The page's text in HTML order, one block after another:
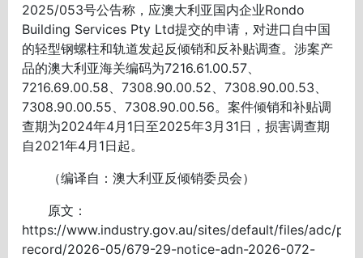
2025/053号公告称，应澳大利亚国内企业Rondo
Building Services Pty Ltd提交的申请，对进口自中国
的轻型钢螺柱和轨道发起反倾销和反补贴调查。涉案产
品的澳大利亚海关编码为7216.61.00.57、
7216.69.00.58、7308.90.00.52、7308.90.00.53、
7308.90.00.55、7308.90.00.56。案件倾销和补贴调
查期为2024年4月1日至2025年3月31日，损害调查期
自2021年4月1日起。
（编译自：澳大利亚反倾销委员会）
原文：
https://www.industry.gov.au/sites/default/files/adc/
record/2026-05/679-29-notice-adn-2026-072-